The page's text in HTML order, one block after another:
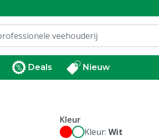
Deals Nieuw
Kleur
Kleur: Wit